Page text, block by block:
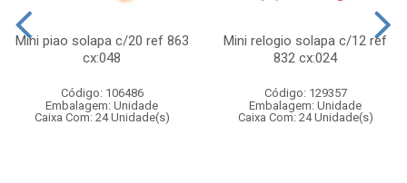
Mini piao solapa c/20 ref 863
cx:048
Código: 106486
Embalagem: Unidade
Caixa Com: 24 Unidade(s)
Mini relogio solapa c/12 ref
832 cx:024
Código: 129357
Embalagem: Unidade
Caixa Com: 24 Unidade(s)